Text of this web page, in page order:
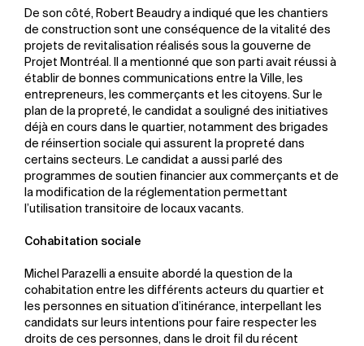
De son côté, Robert Beaudry a indiqué que les chantiers
de construction sont une conséquence de la vitalité des
projets de revitalisation réalisés sous la gouverne de
Projet Montréal. Il a mentionné que son parti avait réussi à
établir de bonnes communications entre la Ville, les
entrepreneurs, les commerçants et les citoyens. Sur le
plan de la propreté, le candidat a souligné des initiatives
déjà en cours dans le quartier, notamment des brigades
de réinsertion sociale qui assurent la propreté dans
certains secteurs. Le candidat a aussi parlé des
programmes de soutien financier aux commerçants et de
la modification de la réglementation permettant
l’utilisation transitoire de locaux vacants.
Cohabitation sociale
Michel Parazelli a ensuite abordé la question de la
cohabitation entre les différents acteurs du quartier et
les personnes en situation d’itinérance, interpellant les
candidats sur leurs intentions pour faire respecter les
droits de ces personnes, dans le droit fil du récent